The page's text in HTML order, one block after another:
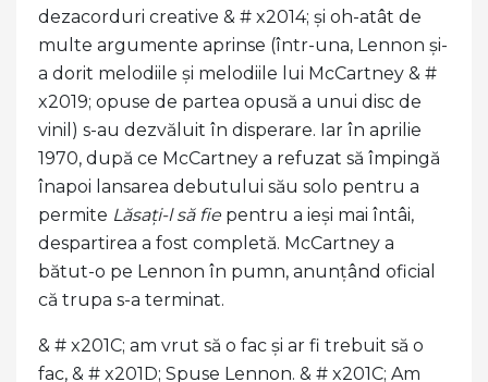
dezacorduri creative & # x2014; și oh-atât de
multe argumente aprinse (într-una, Lennon și-
a dorit melodiile și melodiile lui McCartney & #
x2019; opuse de partea opusă a unui disc de
vinil) s-au dezvăluit în disperare. Iar în aprilie
1970, după ce McCartney a refuzat să împingă
înapoi lansarea debutului său solo pentru a
permite Lăsați-l să fiepentru a ieși mai întâi,
despartirea a fost completă. McCartney a
bătut-o pe Lennon în pumn, anunțând oficial
că trupa s-a terminat.
& # x201C; am vrut să o fac și ar fi trebuit să o
fac, & # x201D; Spuse Lennon. & # x201C; Am